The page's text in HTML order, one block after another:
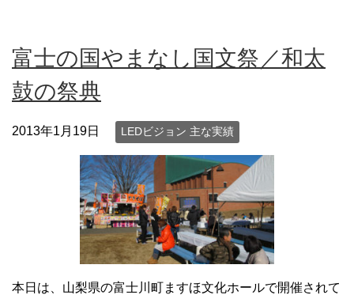
富士の国やまなし国文祭／和太
鼓の祭典
2013年1月19日 LEDビジョン 主な実績
本日は、山梨県の富士川町ますほ文化ホールで開催されて